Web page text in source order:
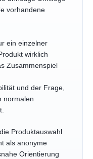
vorhandene
ein einzelner
wirklich
Zusammenspiel
und der Frage,
normalen
Produktauswahl
als anonyme
Orientierung